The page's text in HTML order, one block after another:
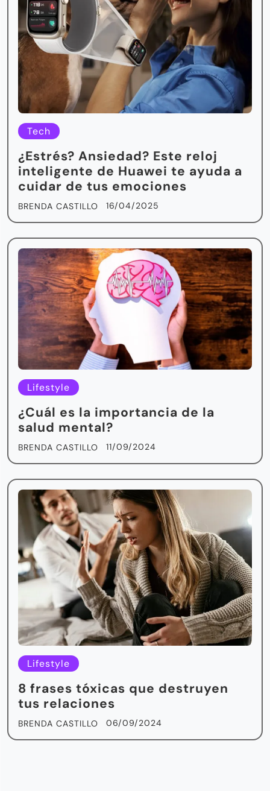
Tech
¿Estrés? Ansiedad? Este reloj
inteligente de Huawei te ayuda a
cuidar de tus emociones
BRENDA CASTILLO 16/04/2025
Lifestyle
¿Cuál es la importancia de la
salud mental?
BRENDA CASTILLO 11/09/2024
Lifestyle
8 frases tóxicas que destruyen
tus relaciones
BRENDA CASTILLO 06/09/2024